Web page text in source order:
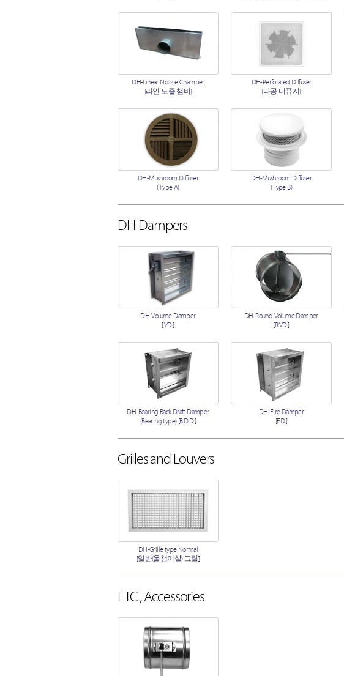
DH-Linear Nozzle Chamber
[라인 노즐 챔버]
DH-Perforated Diffuser
[타공 디퓨저]
DH-Mushroom Diffuser
(Type A)
DH-Mushroom Diffuser
(Type B)
DH-Dampers
DH-Volume Damper
[V.D.]
DH-Round Volume Damper
[R.V.D.]
DH-Bearing Back Draft Damper
(Bearing type) [B.D.D.]
DH-Fire Damper
[F.D.]
Grilles and Louvers
DH-Grille type Normal
[일반(올챙이살) 그릴]
ETC , Accessories